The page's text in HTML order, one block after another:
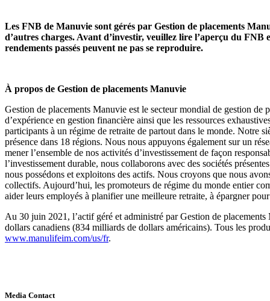
Les FNB de Manuvie sont gérés par Gestion de placements
d’autres charges. Avant d’investir, veuillez lire l’aperçu du
rendements passés peuvent ne pas se reproduire.
À propos de Gestion de placements Manuvie
Gestion de placements Manuvie est le secteur mondial de gestion
d’expérience en gestion financière ainsi que les ressources
participants à un régime de retraite de partout dans le monde. Notre
présence dans 18 régions. Nous nous appuyons également sur un
mener l’ensemble de nos activités d’investissement de façon
l’investissement durable, nous collaborons avec des sociétés
nous possédons et exploitons des actifs. Nous croyons que nous
collectifs. Aujourd’hui, les promoteurs de régime du monde entier
aider leurs employés à planifier une meilleure retraite, à épargner
Au 30 juin 2021, l’actif géré et administré par Gestion de
dollars canadiens (834 milliards de dollars américains). Tous les
www.manulifeim.com/us/fr.
Media Contact